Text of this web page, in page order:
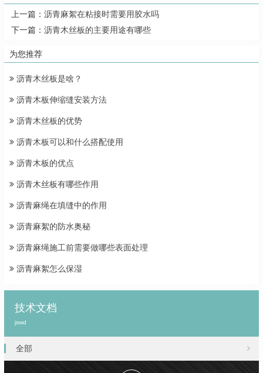
上一篇： 沥青麻絮在粘接时需要用胶水吗
下一篇： 沥青木丝板的主要用途有哪些
为您推荐
沥青木丝板是啥？
沥青木板伸缩缝安装方法
沥青木丝板的优势
沥青木板可以和什么搭配使用
沥青木板的优点
沥青木丝板有哪些作用
沥青麻绳在填缝中的作用
沥青麻絮的防水奥秘
沥青麻绳施工前需要做哪些表面处理
沥青麻絮怎么保湿
技术文档
jswd
全部